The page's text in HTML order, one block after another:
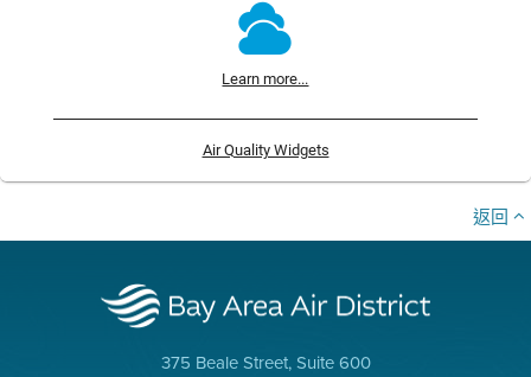
Learn more...
Air Quality Widgets
返回
375 Beale Street, Suite 600